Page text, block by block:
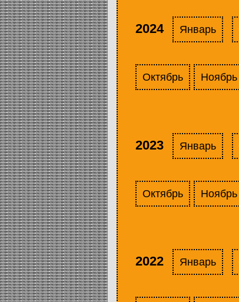
2024 Январь
Октябрь Ноябрь
2023 Январь
Октябрь Ноябрь
2022 Январь